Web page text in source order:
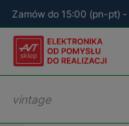
Zamów do 15:00 (pn-pt) -